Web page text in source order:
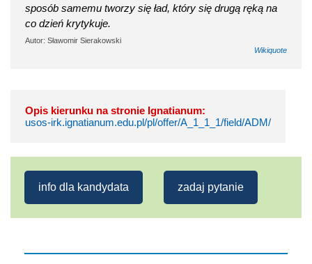
sposób samemu tworzy się ład, który się drugą ręką na
co dzień krytykuje.
Autor: Sławomir Sierakowski
Wikiquote
Opis kierunku na stronie Ignatianum:
usos-irk.ignatianum.edu.pl/pl/offer/A_1_1_1/field/ADM/
info dla kandydata zadaj pytanie